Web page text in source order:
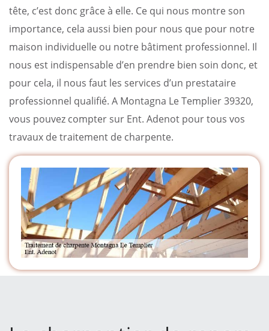
tête, c’est donc grâce à elle. Ce qui nous montre son
importance, cela aussi bien pour nous que pour notre
maison individuelle ou notre bâtiment professionnel. Il
nous est indispensable d’en prendre bien soin donc, et
pour cela, il nous faut les services d’un prestataire
professionnel qualifié. A Montagna Le Templier 39320,
vous pouvez compter sur Ent. Adenot pour tous vos
travaux de traitement de charpente.